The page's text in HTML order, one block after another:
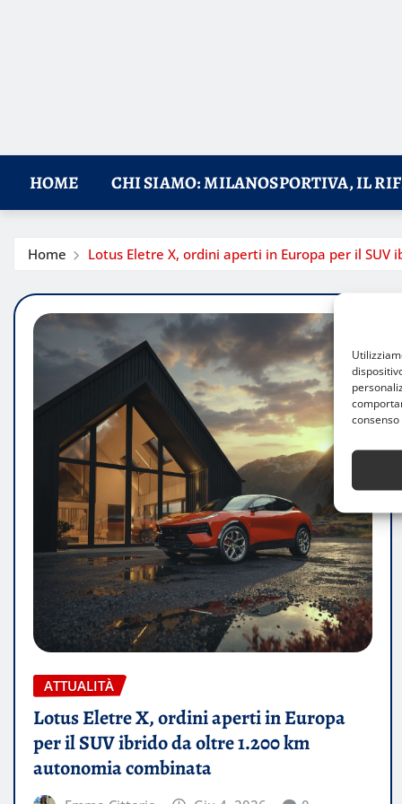
HOME CHI SIAMO: MILANOSPORTIVA, IL
Home Lotus Eletre X, ordini aperti in Europa per il
ATTUALITÀ
Lotus Eletre X, ordini aperti in Europa
per il SUV ibrido da oltre 1.200 km
autonomia combinata